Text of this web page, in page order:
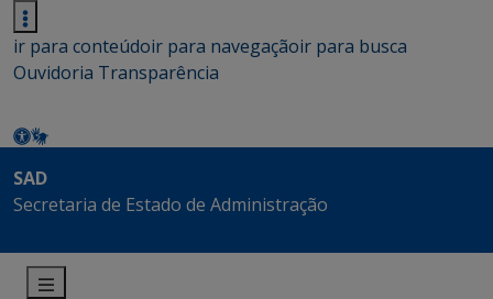
ir para conteúdoir para navegaçãoir para busca
Ouvidoria Transparência
SAD
Secretaria de Estado de Administração